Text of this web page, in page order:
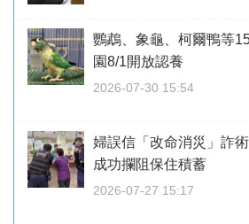
鸚鵡、象龜、柯爾鴨等
園8/1開放認養
2026-07-30 15:54
婦誤信「改命消災」詐
成功攔阻保住積蓄
2026-07-27 15:17